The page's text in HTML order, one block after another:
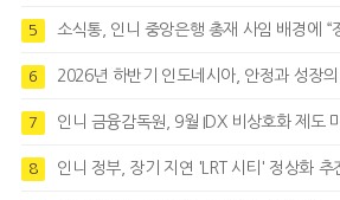
5 소식통, 인니 중앙은행 총재 사임 배경에 “
6 2026년 하반기 인도네시아, 안정과 성장의
7 인니 금융감독원, 9월 IDX 비상호화 제도 마
8 인니 정부, 장기 지연 'LRT 시티' 정상화 추진